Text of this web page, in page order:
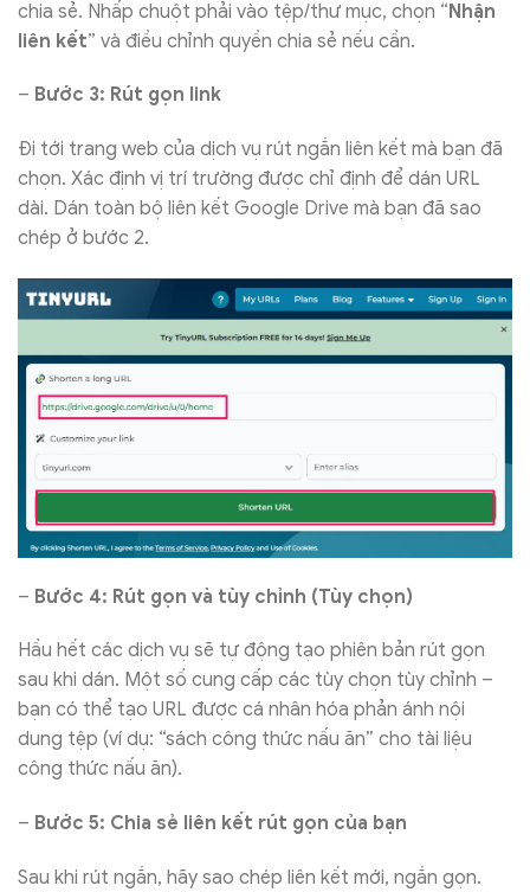
chia sẻ. Nhấp chuột phải vào tệp/thư mục, chọn “Nhận
liên kết” và điều chỉnh quyền chia sẻ nếu cần.
– Bước 3: Rút gọn link
Đi tới trang web của dịch vụ rút ngắn liên kết mà bạn đã
chọn. Xác định vị trí trường được chỉ định để dán URL
dài. Dán toàn bộ liên kết Google Drive mà bạn đã sao
chép ở bước 2.
– Bước 4: Rút gọn và tùy chỉnh (Tùy chọn)
Hầu hết các dịch vụ sẽ tự động tạo phiên bản rút gọn
sau khi dán. Một số cung cấp các tùy chọn tùy chỉnh –
bạn có thể tạo URL được cá nhân hóa phản ánh nội
dung tệp (ví dụ: “sách công thức nấu ăn” cho tài liệu
công thức nấu ăn).
– Bước 5: Chia sẻ liên kết rút gọn của bạn
Sau khi rút ngắn, hãy sao chép liên kết mới, ngắn gọn.